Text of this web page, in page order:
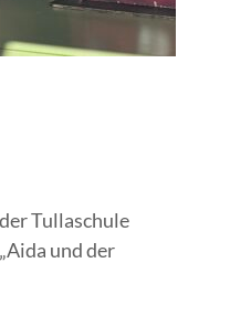
Tullaschule
und der